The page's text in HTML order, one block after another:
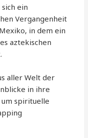
ein
Vergangenheit
in dem ein
aztekischen
aller Welt der
in ihre
spirituelle